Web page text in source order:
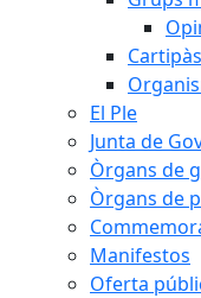
El Ple
Junta de
Òrgans de
Òrgans de
Manifestos
Oferta